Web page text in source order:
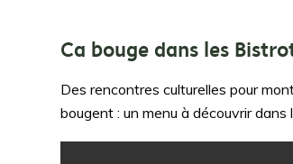
Ca bouge dans les
Des rencontres culturelles pour
bougent : un menu à découvrir dans